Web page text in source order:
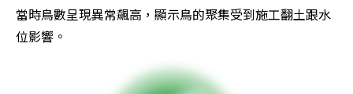
當時鳥數呈現異常飆高，顯示鳥的聚集受到施工翻土跟水
位影響。